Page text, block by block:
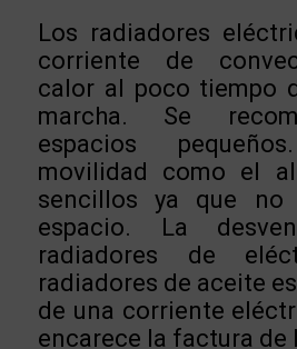
Los radiadores
corriente de
calor al poco tiempo
marcha. Se
espacios
movilidad como el
sencillos ya que no
espacio. La
radiadores de
radiadores de aceite
de una corriente
encarece la factura de